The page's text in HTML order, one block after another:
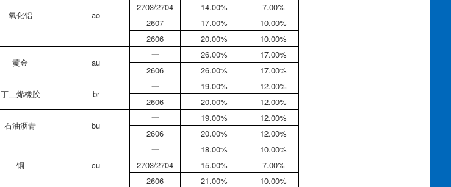
氧化铝 ao
2703/2704
14.00%
7.00%
2607
17.00%
10.00%
2606
20.00% 10.00%
黄金 au
一 26.00%
17.00%
2606
26.00% 17.00%
丁二烯橡胶 br
一 19.00%
12.00%
2606
20.00% 12.00%
石油沥青 bu
一 19.00%
12.00%
2606
20.00% 12.00%
铜 cu
一 18.00%
10.00%
2703/2704
15.00%
7.00%
2606
21.00%
10.00%